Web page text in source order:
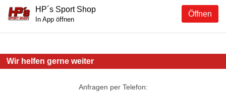
Öffnen
HP´s Sport Shop
In App öffnen
Wir helfen gerne weiter
Anfragen per Telefon: